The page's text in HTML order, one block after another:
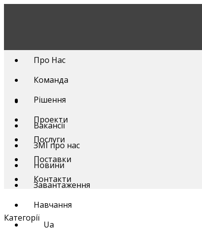
Вакансії
ЗМІ про нас
Новини
Завантаження
Навчання
Ua
Про Нас
Команда
Рішення
Проекти
Послуги
Поставки
Контакти
Категорії